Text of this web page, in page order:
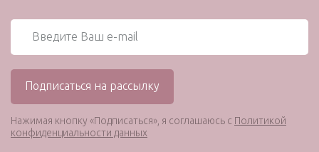
Нажимая кнопку «Подписаться», я соглашаюсь с Политикой
конфиденциальности данных